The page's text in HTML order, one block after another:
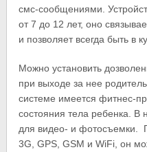
смс-сообщениями.
от 7 до 12 лет, оно
и позволяет всегда быть в
Можно установить
при выходе за нее
системе имеется фитнес-
состояния тела ребенка.
для видео- и фотосъемки.
3G, GPS, GSM и WiFi, он